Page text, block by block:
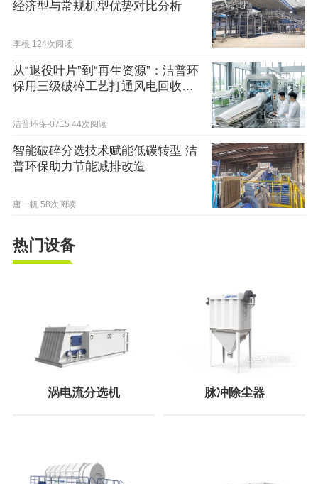
经济型与常规机型优势对比分析
李根 124次阅读
从“退役叶片”到“再生资源”：洁普环
保用三级破碎工艺打通风电回收最
洁普环保-0715 44次阅读
智能破碎分选技术赋能低碳转型 洁
普环保助力节能减排改造
唐一帆 58次阅读
热门设备
涡电流分选机 脉冲除尘器